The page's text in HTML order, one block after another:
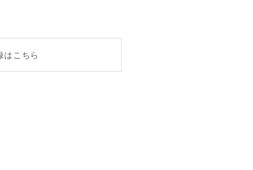
はこちら